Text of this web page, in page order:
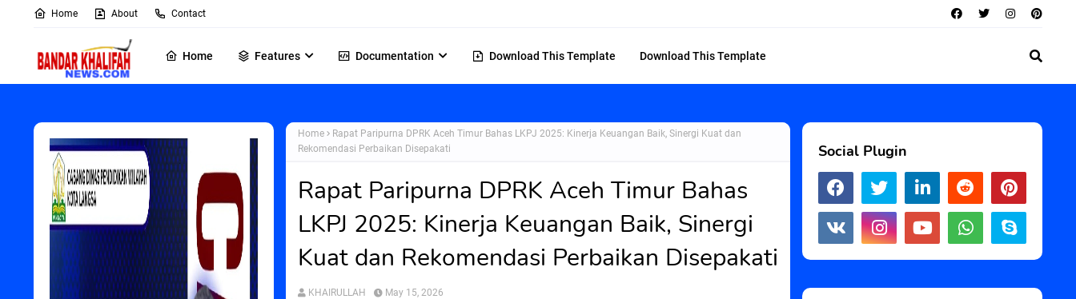
Home About Contact
Home Features Documentation Download This Template Download This Template
Home
Rapat Paripurna DPRK Aceh Timur Bahas LKPJ 2025: Kinerja Keuangan Baik, Sinergi Kuat dan
Rekomendasi Perbaikan Disepakati
Rapat Paripurna DPRK Aceh Timur Bahas
LKPJ 2025: Kinerja Keuangan Baik, Sinergi
Kuat dan Rekomendasi Perbaikan Disepakati
KHAIRULLAH May 15, 2026
Social Plugin